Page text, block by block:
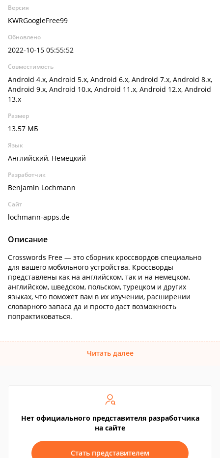
Версия
KWRGoogleFree99
Обновлено
2022-10-15 05:55:52
Совместимость
Android 4.x, Android 5.x, Android 6.x, Android 7.x, Android 8.x,
Android 9.x, Android 10.x, Android 11.x, Android 12.x, Android
13.x
Размер
13.57 МБ
Язык
Английский, Немецкий
Разработчик
Benjamin Lochmann
Сайт
lochmann-apps.de
Описание
Crosswords Free — это сборник кроссвордов специально
для вашего мобильного устройства. Кроссворды
представлены как на английском, так и на немецком,
английском, шведском, польском, турецком и других
языках, что поможет вам в их изучении, расширении
словарного запаса да и просто даст возможность
попрактиковаться.
Читать далее
Нет официального представителя разработчика
на сайте
Стать представителем